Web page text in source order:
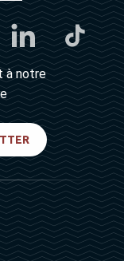
à notre